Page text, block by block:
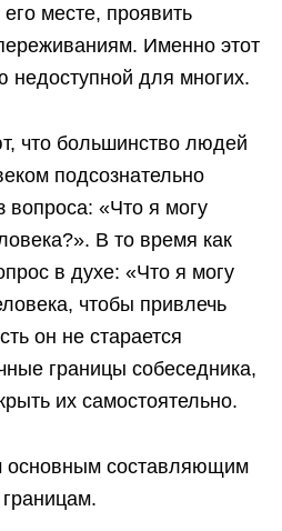
месте, проявить
Именно этот
недоступной для многих.
что большинство людей
подсознательно
вопроса: «Что я могу
В то время как
в духе: «Что я могу
чтобы привлечь
он не старается
границы собеседника,
их самостоятельно.
составляющим